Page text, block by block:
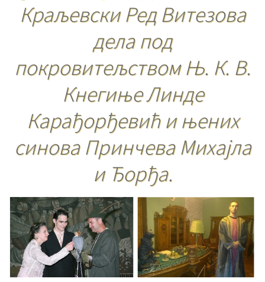
Краљевски Ред Витезова
дела под
покровитељством Њ. К. В.
Кнегиње Линде
Карађорђевић и њених
синова Принчева Михајла
и Ђорђа.